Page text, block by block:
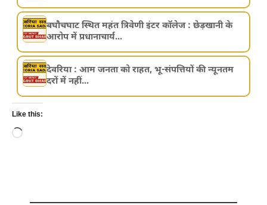
बघौचघाट स्थित महंत त्रिवेणी इंटर कॉलेज : छेड़खानी के
आरोप में प्रधानाचार्य...
देवरिया : आम जनता को राहत, भू-संपत्तियों की न्यूनतम
दरों में नहीं...
Like this:
Loading…